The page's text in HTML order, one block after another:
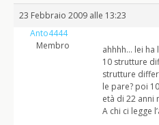
23 Febbraio 2009 alle 13:23
Anto4444
Membro
ahhhh… lei ha
10 strutture
strutture
le pare? poi
età di 22 anni
A chi ci legge